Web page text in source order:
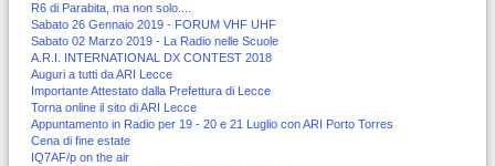
R6 di Parabita, ma non solo....
Sabato 26 Gennaio 2019 - FORUM VHF UHF
Sabato 02 Marzo 2019 - La Radio nelle Scuole
A.R.I. INTERNATIONAL DX CONTEST 2018
Auguri a tutti da ARI Lecce
Importante Attestato dalla Prefettura di Lecce
Torna online il sito di ARI Lecce
Appuntamento in Radio per 19 - 20 e 21 Luglio con ARI Porto Torres
Cena di fine estate
IQ7AF/p on the air